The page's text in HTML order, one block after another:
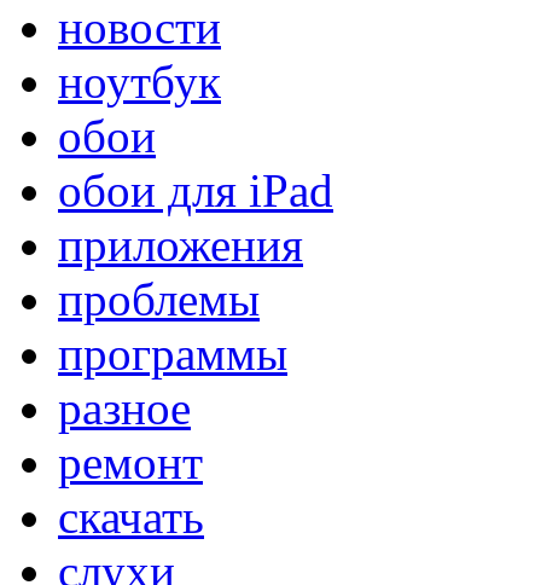
новости
ноутбук
обои
обои для iPad
приложения
проблемы
программы
разное
ремонт
скачать
слухи